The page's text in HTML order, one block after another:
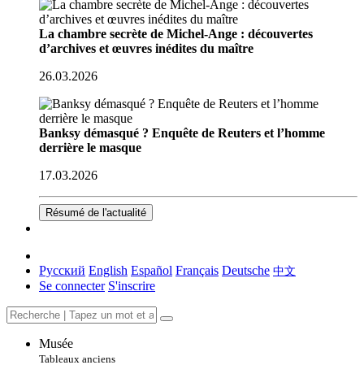
La chambre secrète de Michel-Ange : découvertes
d’archives et œuvres inédites du maître
26.03.2026
Banksy démasqué ? Enquête de Reuters et l’homme
derrière le masque
17.03.2026
Résumé de l'actualité
Русский English Español Français Deutsche 中文
Se connecter S'inscrire
Musée
Tableaux anciens